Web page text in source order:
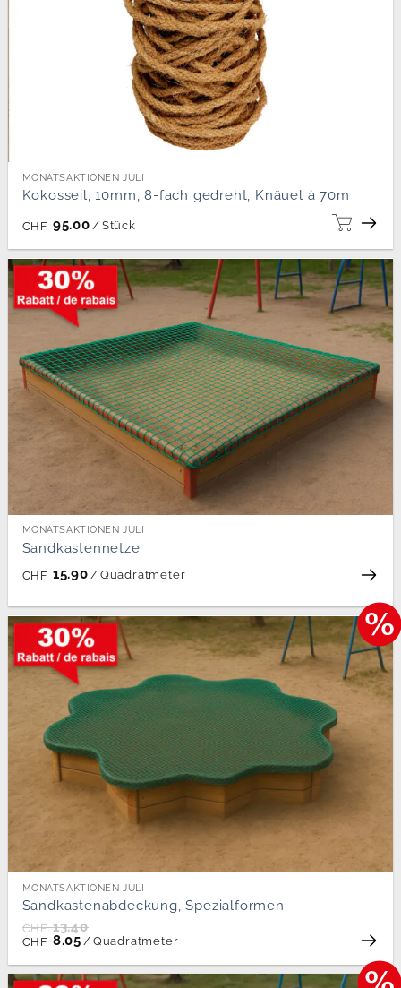
MONATSAKTIONEN JULI
Kokosseil, 10mm, 8-fach gedreht, Knäuel à 70m
CHF 95.00 / Stück
MONATSAKTIONEN JULI
Sandkastennetze
CHF 15.90 / Quadratmeter
MONATSAKTIONEN JULI
Sandkastenabdeckung, Spezialformen
CHF13.40
CHF 8.05 / Quadratmeter